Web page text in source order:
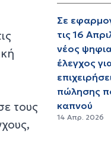
τους
Σε
τις 16
νέος
έλεγχος
πώλησης
καπνού
14 Απρ. 2026